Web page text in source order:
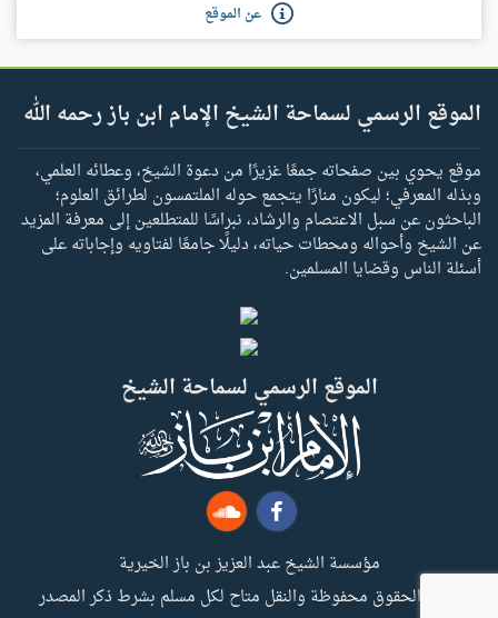
عن الموقع
الموقع الرسمي لسماحة الشيخ الإمام ابن باز رحمه الله
موقع يحوي بين صفحاته جمعًا غزيرًا من دعوة الشيخ، وعطائه العلمي،
وبذله المعرفي؛ ليكون منارًا يتجمع حوله الملتمسون لطرائق العلوم؛
الباحثون عن سبل الاعتصام والرشاد، نبراسًا للمتطلعين إلى معرفة المزيد
عن الشيخ وأحواله ومحطات حياته، دليلًا جامعًا لفتاويه وإجاباته على
أسئلة الناس وقضايا المسلمين.
الموقع الرسمي لسماحة الشيخ
مؤسسة الشيخ عبد العزيز بن باز الخيرية
جميع الحقوق محفوظة والنقل متاح لكل مسلم بشرط ذكر المصدر